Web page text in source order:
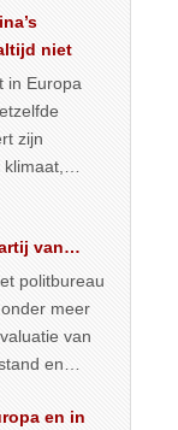
niet
in Europa
zijn
meer
van
politbureau
meer
van
en
meeren in